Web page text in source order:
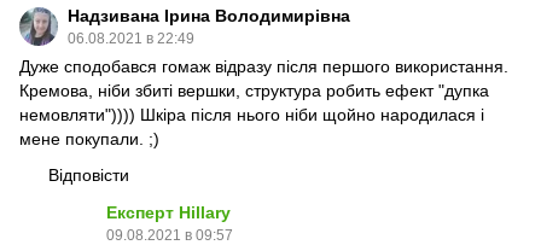
Надзивана Ірина Володимирівна
06.08.2021 в 22:49
Дуже сподобався гомаж відразу після першого використання.
Кремова, ніби збиті вершки, структура робить ефект "дупка
немовляти")))) Шкіра після нього ніби щойно народилася і
мене покупали. ;)
Відповісти
Експерт Hillary
09.08.2021 в 09:57